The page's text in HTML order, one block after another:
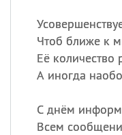
Чтоб ближе к
Её количество
А иногда
С днём
Всем